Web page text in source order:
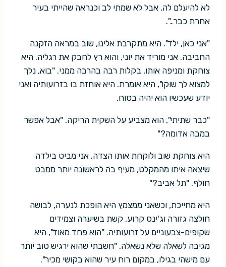
לא להיעלם לה, אבל לא שמתי לב וכנראה שהייתי בעיר
אחרת כבר..".
"אני כאן, ילד". היא מתקרבת אלינו, שוב במראה הזקנה
החביבה. אני מוריד את יוני, והוא רץ לחבק את רגליה. היא
צוחקת ומניפה אותו, בקלות רבה בהרבה ממני. "בוא, נלך
למצוא לך שוקו", היא אומרת. היא אוחזת בו בזרועותיה ואני
יודע שעכשיו הוא יהיה בטוח.
"כבר שתיתי", הוא מצביע על השקית הריקה. "אבל אפשר
במבה אדומה?"
היא צוחקת שוב ולוקחת אותו הצדה. אני מביט בילדה
שיצאה איתו מהמקלט, מעיף בה לראשונה יותר ממבט
חולף. "תל אביב?"
היא מחייכת, וכשאני ממצמץ היא הופכת לנערה, לבושה
חולצה גזורה וג'ינס קרוע, קשת בשיערה וצמידים
שקופים-צבעוניים על זרועותיה. "הוא פחד מאוד", היא
מגיבה לשאלה שלא נשאלה. "חשבתי שהוא ירגיש טוב יותר
עם מישהי בגילו, במקום רוח עיר שהוא בקושי מכיר".